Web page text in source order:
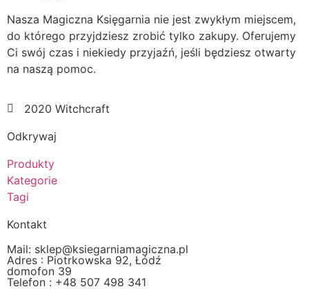
Nasza Magiczna Księgarnia nie jest zwykłym miejscem,
do którego przyjdziesz zrobić tylko zakupy. Oferujemy
Ci swój czas i niekiedy przyjaźń, jeśli będziesz otwarty
na naszą pomoc.
2020 Witchcraft
Odkrywaj
Produkty
Kategorie
Tagi
Kontakt
Mail: sklep@ksiegarniamagiczna.pl
Adres : Piotrkowska 92, Łódź
domofon 39
Telefon : +48 507 498 341